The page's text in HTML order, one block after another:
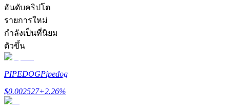
การปักหลัก
ผลตอบแทนสูงและเข้าถึงได้ทันที
อันดับคริปโต
รายการใหม่
กำลังเป็นที่นิยม
ตัวขึ้น
PIPEDOGPipedog
$0.002527+2.26%